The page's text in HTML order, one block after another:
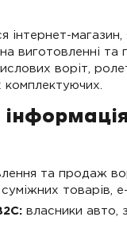
інтернет-магазин,
на виготовленні та
воріт,
комплектуючих.
та продаж
товарів,
власники авто,